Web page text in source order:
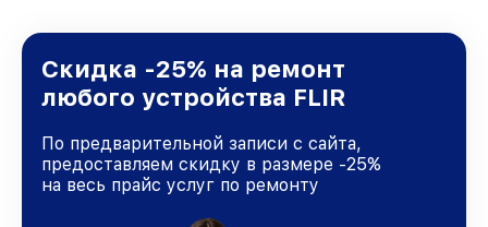
Скидка -25% на ремонт
любого устройства FLIR
По предварительной записи с сайта,
предоставляем скидку в размере -25%
на весь прайс услуг по ремонту